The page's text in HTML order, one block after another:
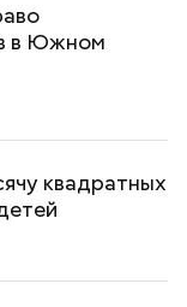
в Южном
квадратных